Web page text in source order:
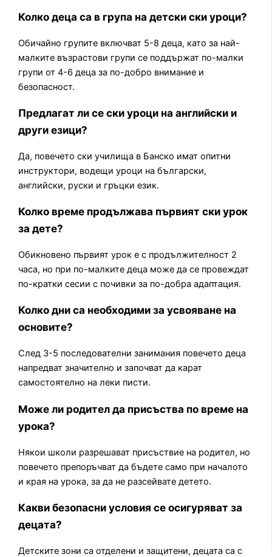
Колко деца са в група на детски ски уроци?
Обичайно групите включват 5-8 деца, като за най-
малките възрастови групи се поддържат по-малки
групи от 4-6 деца за по-добро внимание и
безопасност.
Предлагат ли се ски уроци на английски и
други езици?
Да, повечето ски училища в Банско имат опитни
инструктори, водещи уроци на български,
английски, руски и гръцки език.
Колко време продължава първият ски урок
за дете?
Обикновено първият урок е с продължителност 2
часа, но при по-малките деца може да се провеждат
по-кратки сесии с почивки за по-добра адаптация.
Колко дни са необходими за усвояване на
основите?
След 3-5 последователни занимания повечето деца
напредват значително и започват да карат
самостоятелно на леки писти.
Може ли родител да присъства по време на
урока?
Някои школи разрешават присъствие на родител, но
повечето препоръчват да бъдете само при началото
и края на урока, за да не разсейвате детето.
Какви безопасни условия се осигуряват за
децата?
Детските зони са отделени и защитени, децата са с